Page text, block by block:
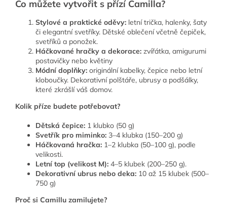
Co můžete vytvořit s přízí Camilla?
Stylové a praktické oděvy: letní trička, halenky, šaty
či elegantní svetříky. Dětské oblečení včetně čepiček,
svetříků a ponožek.
Háčkované hračky a dekorace: zvířátka, amigurumi
postavičky nebo květiny
Módní doplňky: originální kabelky, čepice nebo letní
kloboučky. Dekorativní polštáře, ubrusy a podšálky,
které zkrášlí váš domov.
Kolik příze budete potřebovat?
Dětská čepice: 1 klubko (50 g)
Svetřík pro miminko: 3–4 klubka (150–200 g)
Háčkovaná hračka: 1–2 klubka (50–100 g), podle
velikosti.
Letní top (velikost M): 4–5 klubek (200–250 g).
Dekorativní ubrus nebo deka: 10 až 15 klubek (500–
750 g)
Proč si Camillu zamilujete?